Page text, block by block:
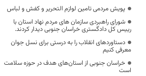
پویش مردمی تامین لوازم التحریر و کفش و لباس
شورای راهبردی سازمان های مردم نهاد استان با
رییس کل دادگستری خراسان جنوبی دیدار کردند.
دستاوردهای انقلاب را به درستی برای نسل جوان
معرفی کنیم
خراسان جنوبی از استان‌های هدف در حوزه سلامت
است